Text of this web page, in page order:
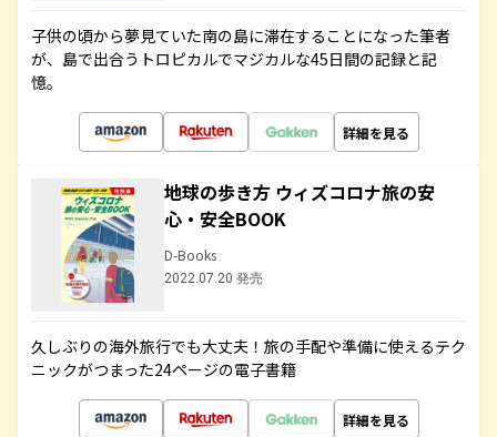
子供の頃から夢見ていた南の島に滞在することになった筆者
が、島で出合うトロピカルでマジカルな45日間の記録と記
憶。
詳細を見る
地球の歩き方 ウィズコロナ旅の安
心・安全BOOK
D-Books
2022.07.20 発売
久しぶりの海外旅行でも大丈夫！旅の手配や準備に使えるテク
ニックがつまった24ページの電子書籍
詳細を見る